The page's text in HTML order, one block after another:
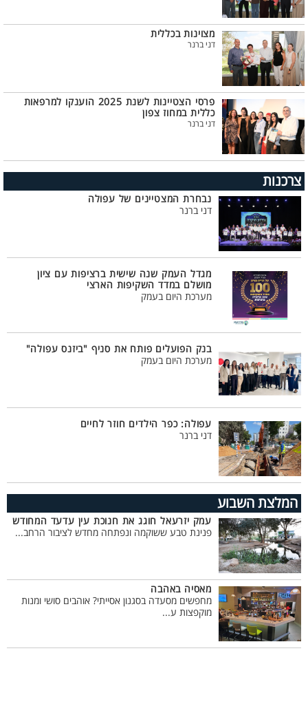
מצוינות בכללית
דני ברנר
פרסי הצטיינות לשנת 2025 הוענקו למרפאות
כללית במחוז צפון
דני ברנר
צרכנות
נבחרת המצטיינים של עפולה
דני ברנר
מגדל העמק שנה שישית ברציפות עם ציון
מושלם במדד השקיפות הארצי
מערכת היום בעמק
בנק הפועלים פותח את סניף "ביזנס עפולה"
מערכת היום בעמק
עפולה: כפר הילדים חוזר לחיים
דני ברנר
המלצת השבוע
עמק יזרעאל חוגג את חנוכת עין עדעד המחודש
פנינת טבע ששוקמה ונפתחה מחדש לציבור הרחב...
מאסיה באהבה
מחפשים מסעדה בסגנון אסייתי? אוהבים סושי ומנות
מוקפצות ע...